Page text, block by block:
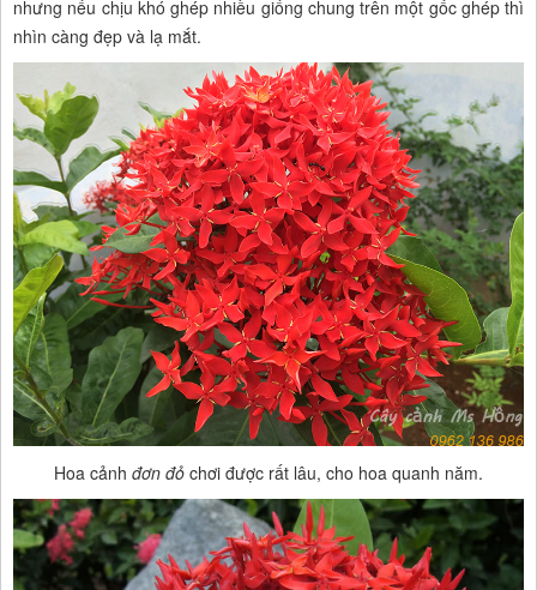
nhưng nếu chịu khó ghép nhiều giống chung trên một gốc ghép thì
nhìn càng đẹp và lạ mắt.
Hoa cảnh đơn đỏ chơi được rất lâu, cho hoa quanh năm.